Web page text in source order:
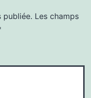
publiée. Les champs